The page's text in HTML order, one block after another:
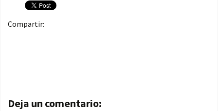
Compartir:
Navegación de entradas
Deja un comentario: